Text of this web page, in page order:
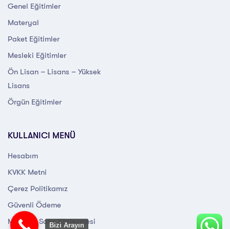
Genel Eğitimler
Materyal
Paket Eğitimler
Mesleki Eğitimler
Ön Lisan – Lisans – Yüksek
Lisans
Örgün Eğitimler
KULLANICI MENÜ
Hesabım
KVKK Metni
Çerez Politikamız
Güvenli Ödeme
Mesafeli Satış Sözleşmesi
Bizi Arayın